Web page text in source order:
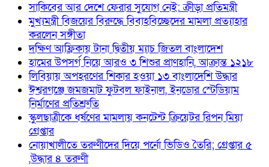
সাকিবের আর দেশে ফেরার সুযোগ নেই: ক্রীড়া প্রতিমন্ত্রী
মুখ্যমন্ত্রী বিজয়ের বিরুদ্ধে বিবাহবিচ্ছেদের মামলা প্রত্যাহার
করলেন সঙ্গীতা
দক্ষিণ আফ্রিকায় টানা দ্বিতীয় ম্যাচ জিতল বাংলাদেশ
হামের উপসর্গ নিয়ে আরও ৩ শিশুর প্রাণহানি, আক্রান্ত ১২১৮
লিবিয়ায় অপহরণের শিকার হওয়া ১৩ বাংলাদেশি উদ্ধার
ঈশ্বরগঞ্জে জমজমাট ফুটবল ফাইনাল, ইনডোর স্টেডিয়াম
নির্মাণের প্রতিশ্রুতি
স্কুলছাত্রীকে ধর্ষণের মামলায় কনটেন্ট ক্রিয়েটর রিপন মিয়া
গ্রেপ্তার
নোয়াখালীতে তরুণীদের দিয়ে পর্নো ভিডিও তৈরি; গ্রেপ্তার ৫
,উদ্ধার ৪ তরুণী